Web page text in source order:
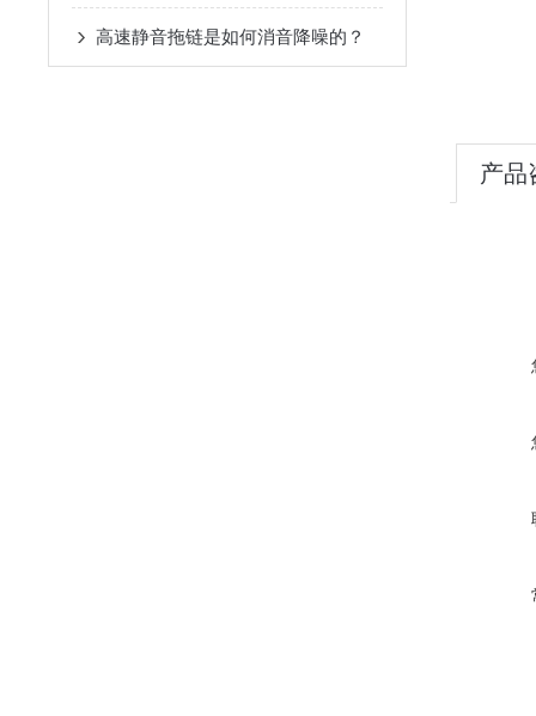
高速静音拖链是如何消音降噪的？
产品